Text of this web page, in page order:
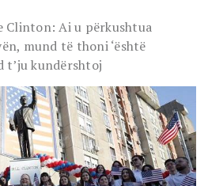
Clinton: Ai u përkushtua
mund të thoni ‘është
t’ju kundërshtoj